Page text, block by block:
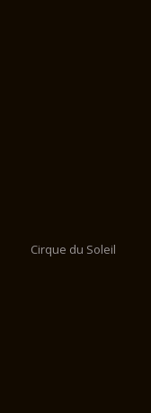
Cirque du Soleil